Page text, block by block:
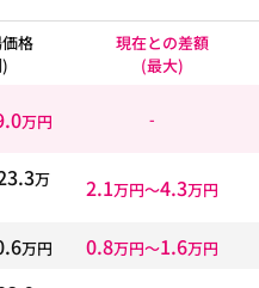
格
現在との差額
(最大)
万円 -
万
2.1万円〜4.3万円
万円 0.8万円〜1.6万円